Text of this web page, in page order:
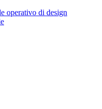
operativo di design